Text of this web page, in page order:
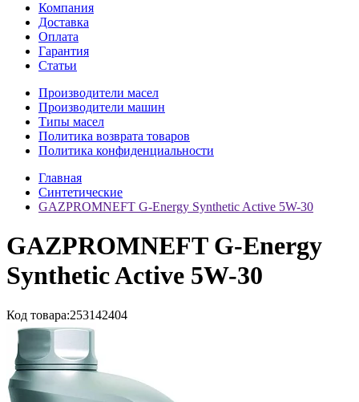
Компания
Доставка
Оплата
Гарантия
Статьи
Производители масел
Производители машин
Типы масел
Политика возврата товаров
Политика конфиденциальности
Главная
Синтетические
GAZPROMNEFT G-Energy Synthetic Active 5W-30
GAZPROMNEFT G-Energy
Synthetic Active 5W-30
Код товара:253142404